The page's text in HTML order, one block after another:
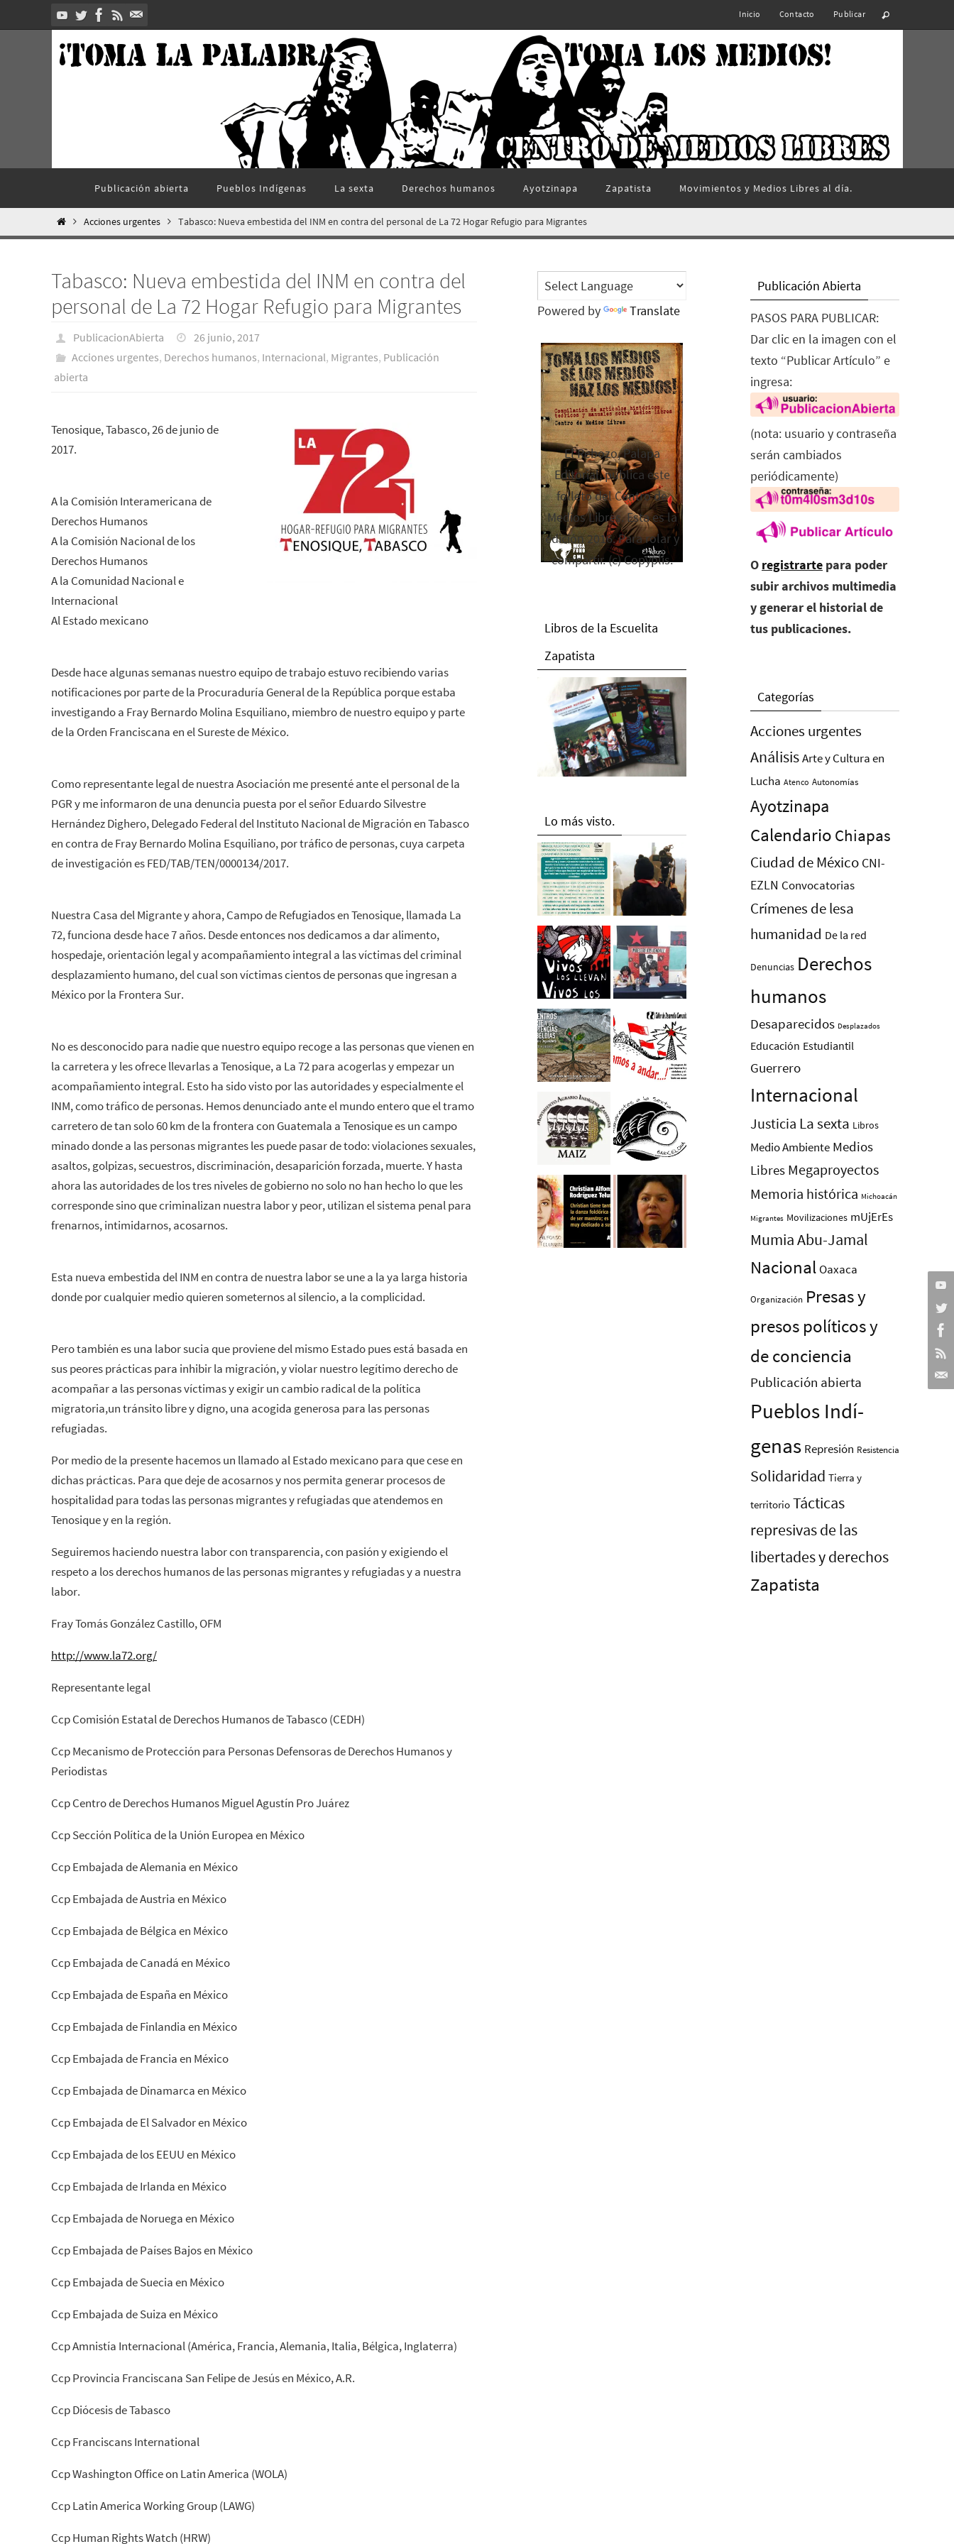
al
Inicio Contacto Publicar
contenido
Publicación abierta Pueblos Indí­genas La sexta Derechos humanos Ayotzinapa Zapatista Movimientos y Medios Libres al día.
InicioAcciones urgentes Tabasco: Nueva embestida del INM en contra del personal de La 72 Hogar Refugio para Migrantes
Tabasco: Nueva embestida del INM en contra del
personal de La 72 Hogar Refugio para Migrantes
PublicacionAbierta
26 junio, 2017
Acciones urgentes, Derechos humanos, Internacional, Migrantes, Publicación
abierta
Tenosique, Tabasco, 26 de junio de
2017.
A la Comisión Interamericana de
Derechos Humanos
A la Comisión Nacional de los
Derechos Humanos
A la Comunidad Nacional e
Internacional
Al Estado mexicano
Desde hace algunas semanas nuestro equipo de trabajo estuvo recibiendo varias
notificaciones por parte de la Procuraduría General de la República porque estaba
investigando a Fray Bernardo Molina Esquiliano, miembro de nuestro equipo y parte
de la Orden Franciscana en el Sureste de México.
Como representante legal de nuestra Asociación me presenté ante el personal de la
PGR y me informaron de una denuncia puesta por el señor Eduardo Silvestre
Hernández Dighero, Delegado Federal del Instituto Nacional de Migración en Tabasco
en contra de Fray Bernardo Molina Esquiliano, por tráfico de personas, cuya carpeta
de investigación es FED/TAB/TEN/0000134/2017.
Nuestra Casa del Migrante y ahora, Campo de Refugiados en Tenosique, llamada La
72, funciona desde hace 7 años. Desde entonces nos dedicamos a dar alimento,
hospedaje, orientación legal y acompañamiento integral a las víctimas del criminal
desplazamiento humano, del cual son víctimas cientos de personas que ingresan a
México por la Frontera Sur.
No es desconocido para nadie que nuestro equipo recoge a las personas que vienen en
la carretera y les ofrece llevarlas a Tenosique, a La 72 para acogerlas y empezar un
acompañamiento integral. Esto ha sido visto por las autoridades y especialmente el
INM, como tráfico de personas. Hemos denunciado ante el mundo entero que el tramo
carretero de tan solo 60 km de la frontera con Guatemala a Tenosique es un campo
minado donde a las personas migrantes les puede pasar de todo: violaciones sexuales,
asaltos, golpizas, secuestros, discriminación, desaparición forzada, muerte. Y hasta
ahora las autoridades de los tres niveles de gobierno no solo no han hecho lo que les
corresponde sino que criminalizan nuestra labor y peor, utilizan el sistema penal para
frenarnos, intimidarnos, acosarnos.
Esta nueva embestida del INM en contra de nuestra labor se une a la ya larga historia
donde por cualquier medio quieren someternos al silencio, a la complicidad.
Pero también es una labor sucia que proviene del mismo Estado pues está basada en
sus peores prácticas para inhibir la migración, y violar nuestro legítimo derecho de
acompañar a las personas víctimas y exigir un cambio radical de la política
migratoria,un tránsito libre y digno, una acogida generosa para las personas
refugiadas.
Por medio de la presente hacemos un llamado al Estado mexicano para que cese en
dichas prácticas. Para que deje de acosarnos y nos permita generar procesos de
hospitalidad para todas las personas migrantes y refugiadas que atendemos en
Tenosique y en la región.
Seguiremos haciendo nuestra labor con transparencia, con pasión y exigiendo el
respeto a los derechos humanos de las personas migrantes y refugiadas y a nuestra
labor.
Fray Tomás González Castillo, OFM
http://www.la72.org/
Representante legal
Ccp Comisión Estatal de Derechos Humanos de Tabasco (CEDH)
Ccp Mecanismo de Protección para Personas Defensoras de Derechos Humanos y
Periodistas
Ccp Centro de Derechos Humanos Miguel Agustín Pro Juárez
Ccp Sección Política de la Unión Europea en México
Ccp Embajada de Alemania en México
Ccp Embajada de Austria en México
Ccp Embajada de Bélgica en México
Ccp Embajada de Canadá en México
Ccp Embajada de España en México
Ccp Embajada de Finlandia en México
Ccp Embajada de Francia en México
Ccp Embajada de Dinamarca en México
Ccp Embajada de El Salvador en México
Ccp Embajada de los EEUU en México
Ccp Embajada de Irlanda en México
Ccp Embajada de Noruega en México
Ccp Embajada de Países Bajos en México
Ccp Embajada de Suecia en México
Ccp Embajada de Suiza en México
Ccp Amnistía Internacional (América, Francia, Alemania, Italia, Bélgica, Inglaterra)
Ccp Provincia Franciscana San Felipe de Jesús en México, A.R.
Ccp Diócesis de Tabasco
Ccp Franciscans International
Ccp Washington Office on Latin America (WOLA)
Ccp Latin America Working Group (LAWG)
Ccp Human Rights Watch (HRW)
Powered by Translate
El Rebozo, Palapa
Editorial, publica este
folleto del Centro de
Medios Libres. Esta es la
edición 2016. Para rolar y
compartir. (c) Copyplis.
Libros de la Escuelita
Zapatista
Lo más visto.
Publicación Abierta
PASOS PARA PUBLICAR:
Dar clic en la imagen con el
texto “Publicar Artículo” e
ingresa:
(nota: usuario y contraseña
serán cambiados
periódicamente)
O registrarte para poder
subir archivos multimedia
y generar el historial de
tus publicaciones.
Categorías
Acciones urgentes
AnálisisArte y Cultura en
Lucha Atenco Autonomías
Ayotzinapa
Calendario Chiapas
Ciudad de México CNI-
EZLN Convocatorias
Crímenes de lesa
humanidad De la red
Denuncias Derechos
humanos
Desaparecidos Desplazados
Educación Estudiantil
Guerrero
Internacional
Justicia La sexta Libros
Medio Ambiente Medios
Libres Megaproyectos
Memoria histórica Michoacán
Migrantes Movilizaciones mUjErEs
Mumia Abu-Jamal
Nacional Oaxaca
Organización Presas y
presos polí­ticos y
de conciencia
Publicación abierta
Pueblos Indí­
genas Represión Resistencia
Solidaridad Tierra y
territorio Tácticas
represivas de las
libertades y derechos
Zapatista